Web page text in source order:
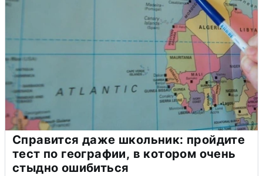
Справится даже школьник: пройдите
тест по географии, в котором очень
стыдно ошибиться